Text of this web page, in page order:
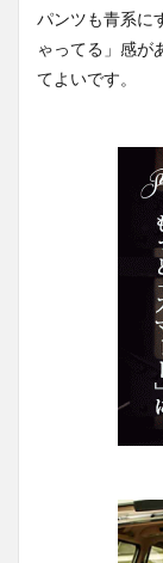
パンツも青系に
ゃってる」感が
てよいです。